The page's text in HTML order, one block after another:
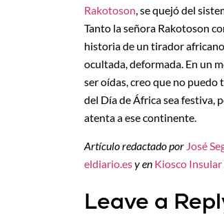
Rakotoson, se quejó del
Tanto la señora Rakotoson
historia de un tirador
ocultada, deformada. En un
ser oídas, creo que no
del Día de África sea festiva,
atenta a ese continente.
Artículo redactado por José
eldiario.esy en Kiosco Insular
Leave a